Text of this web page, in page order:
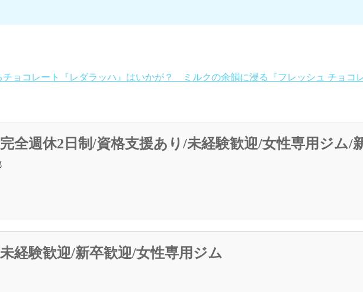
ョコレート『レダラッハ』はいかが？ ミルクの余韻に浸る『フレッシュ チョコ
全週休2日制/資格支援あり/未経験歓迎/女性専用ジム/
経験歓迎/新卒歓迎/女性専用ジム